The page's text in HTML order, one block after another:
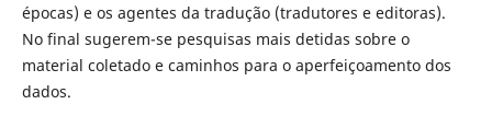
épocas) e os agentes da tradução (tradutores e editoras).
No final sugerem-se pesquisas mais detidas sobre o
material coletado e caminhos para o aperfeiçoamento dos
dados.